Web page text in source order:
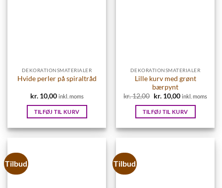
DEKORATIONSMATERIALER
Hvide perler på spiraltråd
kr.10,00 inkl. moms
TILFØJ TIL KURV
DEKORATIONSMATERIALER
Lille kurv med grønt
bærpynt
kr.12,00 Den
pris
var:
kr.10,00Den
pris
er:
inkl. moms
TILFØJ TIL KURV
Tilbud Tilbud